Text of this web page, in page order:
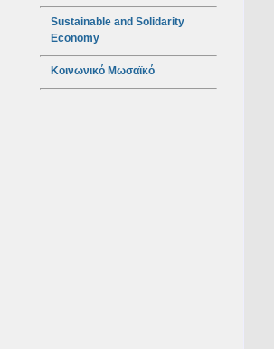
Sustainable and Solidarity
Economy
Κοινωνικό Μωσαϊκό